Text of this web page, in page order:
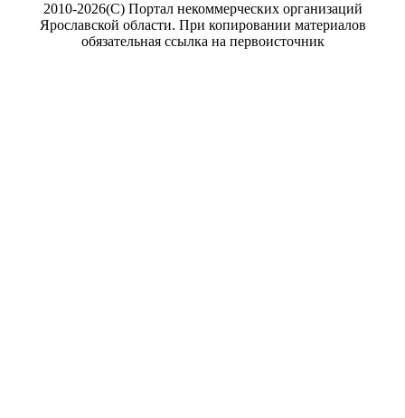
2010-2026(С) Портал некоммерческих организаций
Ярославской области. При копировании материалов
обязательная ссылка на первоисточник